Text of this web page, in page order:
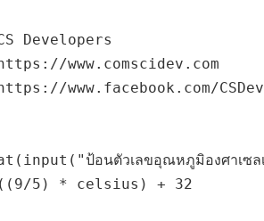
Developers
www.comscidev.com
www.facebook.com/
ป้อนตัวเลขอุณหภูมิองศาเซ
5) * celsius) + 32